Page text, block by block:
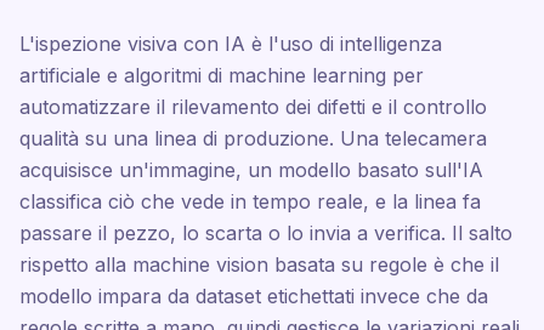
L'ispezione visiva con IA è l'uso di intelligenza
artificiale e algoritmi di machine learning per
automatizzare il rilevamento dei difetti e il controllo
qualità su una linea di produzione. Una telecamera
acquisisce un'immagine, un modello basato sull'IA
classifica ciò che vede in tempo reale, e la linea fa
passare il pezzo, lo scarta o lo invia a verifica. Il salto
rispetto alla machine vision basata su regole è che il
modello impara da dataset etichettati invece che da